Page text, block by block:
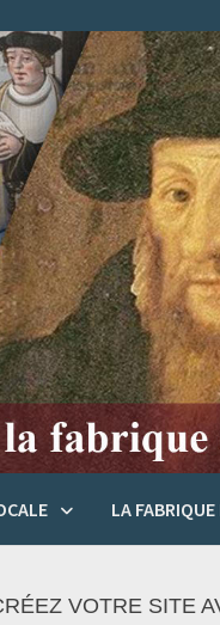
LA
VOTRE SITE